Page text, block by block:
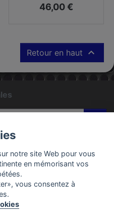
Prix
46,00 €
Retour en haut 
moment. Vous trouverez
notre site Web pour vous
en mémorisant vos
vous consentez à